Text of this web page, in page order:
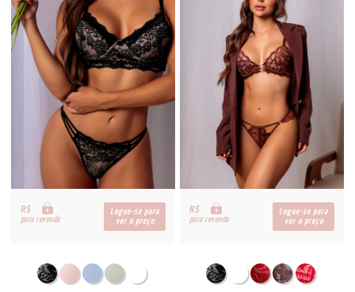
R$
para revenda
Logue-se para
ver o preço
R$
para revenda
Logue-se para
ver o preço